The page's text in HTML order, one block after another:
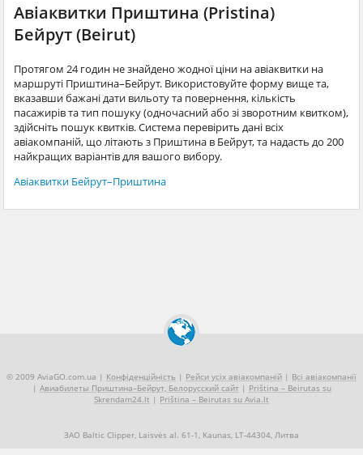
Авіаквитки Приштина (Pristina)
Бейрут (Beirut)
Протягом 24 годин не знайдено жодної ціни на авіаквитки на
маршруті Приштина–Бейрут. Використовуйте форму вище та,
вказавши бажані дати вильоту та повернення, кількість
пасажирів та тип пошуку (одночасний або зі зворотним квитком),
здійсніть пошук квитків. Система перевірить дані всіх
авіакомпаній, що літають з Приштина в Бейрут, та надасть до 200
найкращих варіантів для вашого вибору.
Авіаквитки Бейрут–Приштина
© 2009 AviaGO.com.ua | Конфіденційність | Рейси усіх авіакомпаній | Всі авіакомпанії
| Авиабилеты Приштина–Бейрут, Белорусский сайт| Priština – Beirutas su
Skrendam24.lt | Priština – Beirutas su Avia.lt
ЗАО Baltic Clipper, Laisvės al. 61-1, Kaunas, LT-44304, Литва